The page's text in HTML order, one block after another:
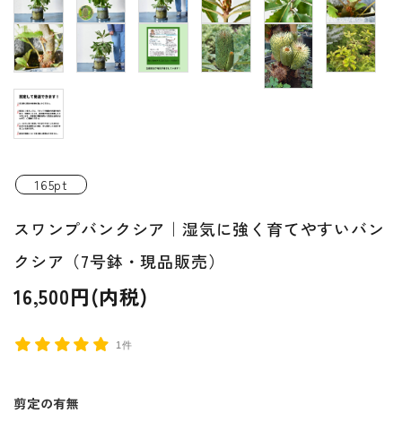
特定商取引法について
お問い合わせ
ACCOUNT MENU
ようこそ ゲスト 様
165pt
スワンプバンクシア｜湿気に強く育てやすいバン
クシア（7号鉢・現品販売）
16,500円(内税)
1件
剪定の有無